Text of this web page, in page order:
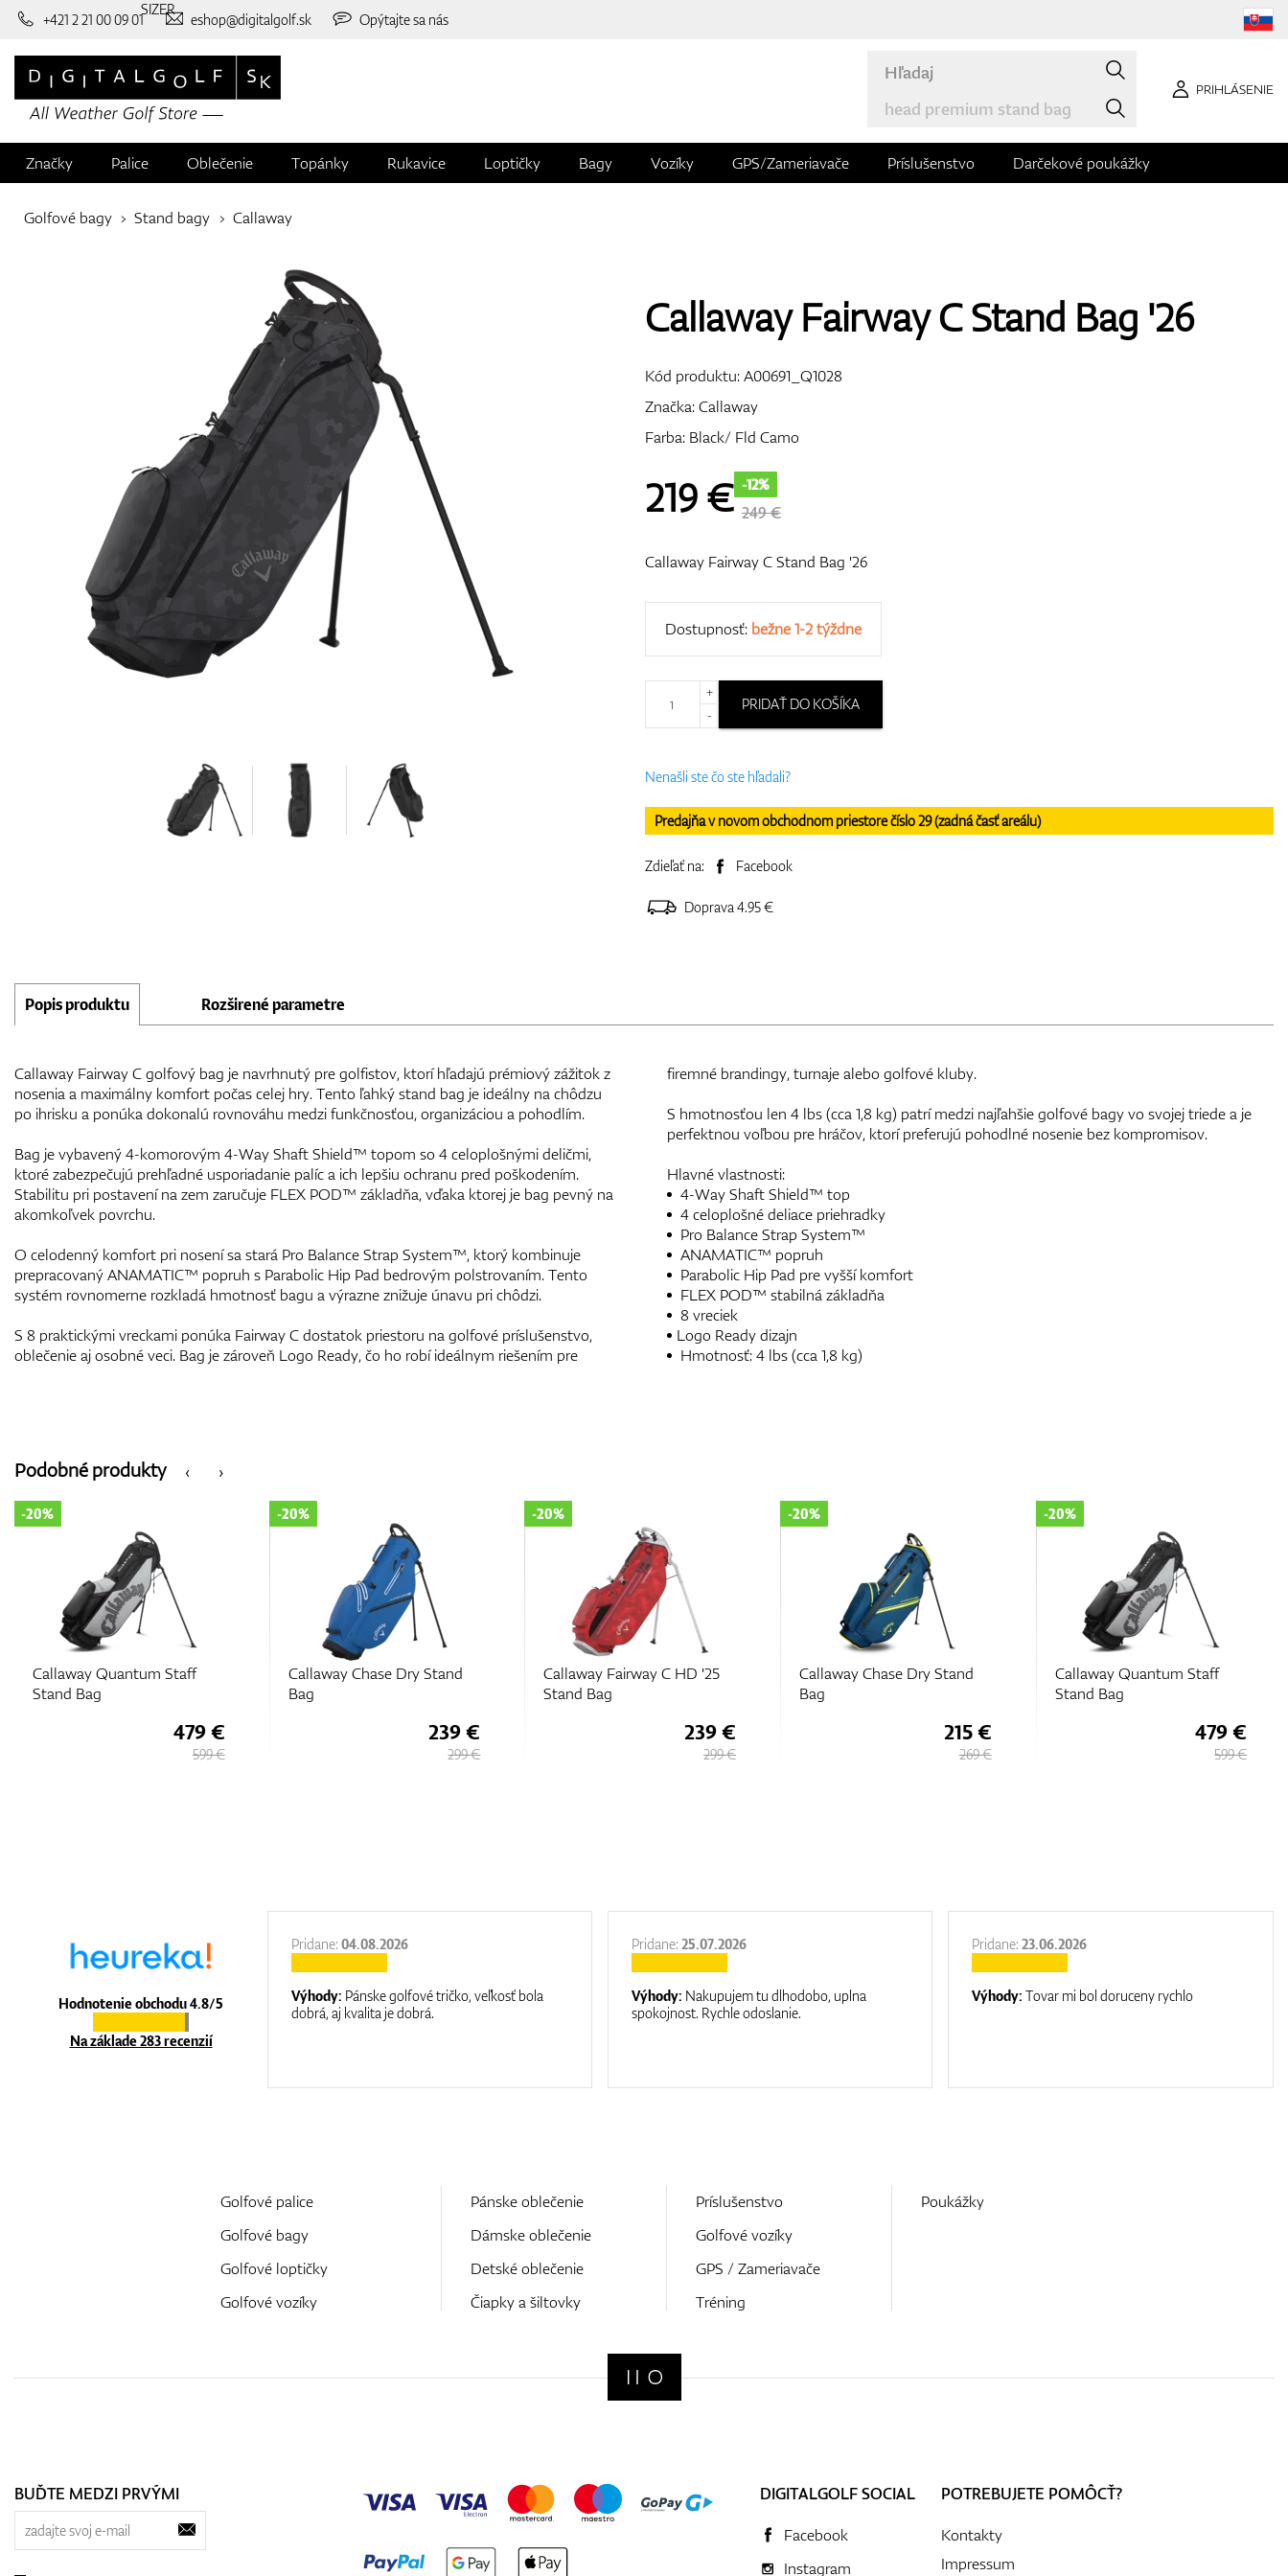
+421 2 21 00 09 01 eshop@digitalgolf.sk Opýtajte sa nás
PRIHLÁSENIE
Značky Palice Oblečenie Topánky Rukavice Loptičky Bagy Vozíky GPS/Zameriavače Príslušenstvo Darčekové poukážky
Golfové bagy Stand bagy Callaway
Callaway Fairway C Stand Bag '26
Kód produktu:A00691_Q1028
Značka:Callaway
Farba: Black/ Fld Camo
219€ -12%
249 €
Callaway Fairway C Stand Bag '26
Dostupnosť: bežne 1-2 týždne
+
-
PRIDAŤ DO KOŠÍKA
Nenašli ste čo ste hľadali?
Predajňa v novom obchodnom priestore číslo 29 (zadná časť areálu)
Zdieľať na: Facebook
Doprava 4.95 €
Popis produktu Rozširené parametre
Callaway Fairway C golfový bag je navrhnutý pre golfistov, ktorí hľadajú prémiový zážitok z
nosenia a maximálny komfort počas celej hry. Tento ľahký stand bag je ideálny na chôdzu
po ihrisku a ponúka dokonalú rovnováhu medzi funkčnosťou, organizáciou a pohodlím.
Bag je vybavený 4-komorovým 4-Way Shaft Shield™ topom so 4 celoplošnými deličmi,
ktoré zabezpečujú prehľadné usporiadanie palíc a ich lepšiu ochranu pred poškodením.
Stabilitu pri postavení na zem zaručuje FLEX POD™ základňa, vďaka ktorej je bag pevný na
akomkoľvek povrchu.
O celodenný komfort pri nosení sa stará Pro Balance Strap System™, ktorý kombinuje
prepracovaný ANAMATIC™ popruh s Parabolic Hip Pad bedrovým polstrovaním. Tento
systém rovnomerne rozkladá hmotnosť bagu a výrazne znižuje únavu pri chôdzi.
S 8 praktickými vreckami ponúka Fairway C dostatok priestoru na golfové príslušenstvo,
oblečenie aj osobné veci. Bag je zároveň Logo Ready, čo ho robí ideálnym riešením pre
firemné brandingy, turnaje alebo golfové kluby.
S hmotnosťou len 4 lbs (cca 1,8 kg) patrí medzi najľahšie golfové bagy vo svojej triede a je
perfektnou voľbou pre hráčov, ktorí preferujú pohodlné nosenie bez kompromisov.
Hlavné vlastnosti:
4-Way Shaft Shield™ top
4 celoplošné deliace priehradky
Pro Balance Strap System™
ANAMATIC™ popruh
Parabolic Hip Pad pre vyšší komfort
FLEX POD™ stabilná základňa
8 vreciek
Logo Ready dizajn
Hmotnosť: 4 lbs (cca 1,8 kg)
‹
Podobné produkty ›
Callaway Quantum Staff
Stand Bag
-20%
479 €
599 €
Callaway Chase Dry Stand
Bag
-20%
239 €
299 €
Callaway Fairway C HD '25
Stand Bag
-20%
239 €
299 €
Callaway Chase Dry Stand
Bag
-20%
215 €
269 €
Callaway Quantum Staff
Stand Bag
-20%
479 €
599 €
Hodnotenie obchodu 4.8/5
Na základe 283 recenzií
It is a great shop where they help you
Pridane:04.08.2026
Výhody: Pánske golfové tričko, veľkosť bola
dobrá, aj kvalita je dobrá.
Pridane:25.07.2026
Výhody: Nakupujem tu dlhodobo, uplna
spokojnost. Rychle odoslanie.
Pridane:23.06.2026
Výhody:Tovar mi bol doruceny rychlo
Golfové palice
Golfové bagy
Golfové loptičky
Golfové vozíky
Pánske oblečenie
Dámske oblečenie
Detské oblečenie
Čiapky a šiltovky
Príslušenstvo
Golfové vozíky
GPS / Zameriavače
Tréning
Poukážky
BUĎTE MEDZI PRVÝMI
DIGITALGOLF SOCIAL
Facebook
Instagram
POTREBUJETE POMÔCŤ?
Kontakty
Impressum
SIZER